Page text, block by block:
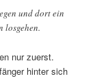
und dort ein
losgehen.
nur zuerst.
hinter sich